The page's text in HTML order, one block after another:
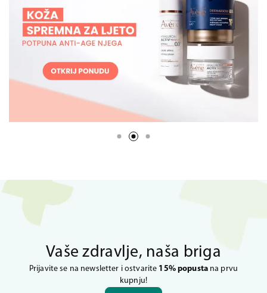
Vaše zdravlje, naša briga
Prijavite se na newsletter i ostvarite 15% popustana prvu
kupnju!